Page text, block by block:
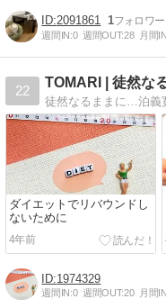
2091861 1
週間IN:0 週間OUT:28 月間
22
TOMARI | 徒然な
徒然なるままに…泊義
ダイエットでリバウンドし
ないために
4年前
1974329
週間IN:0 週間OUT:20 月間